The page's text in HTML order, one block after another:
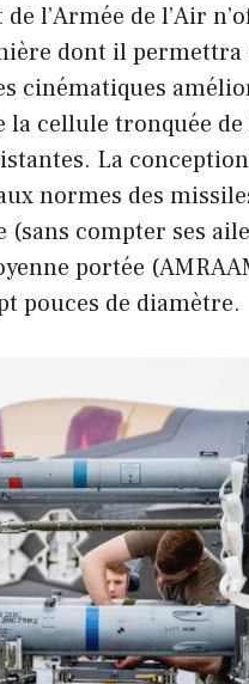
l’Armée de l’Air
dont il permettra
cinématiques
cellule tronquée de
La
normes des
(sans compter ses
portée
pouces de diamètre.